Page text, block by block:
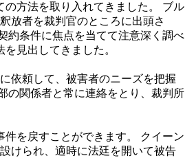
方法を取り入れてきました。 ブル
放者を裁判官のところに出頭さ
約条件に焦点を当てて注意深く調べ
見出してきました。
依頼して、被害者のニーズを把握
の関係者と常に連絡をとり、裁判所
を戻すことができます。 クイーン
けられ、適時に法廷を開いて被告